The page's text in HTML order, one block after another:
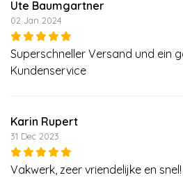
Ute Baumgartner
02 Jan 2024
Superschneller Versand und ein
Kundenservice
Karin Rupert
31 Dec 2023
Vakwerk, zeer vriendelijke en snel!